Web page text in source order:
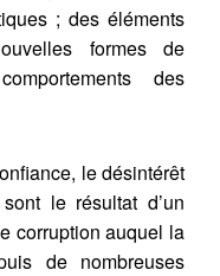
; des éléments
formes de
des
le désintérêt
le résultat d’un
corruption auquel la
de nombreuses
papier